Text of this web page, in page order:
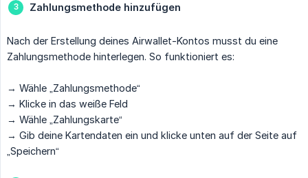
Zahlungsmethode hinzufügen
Nach der Erstellung deines Airwallet-Kontos musst du eine
Zahlungsmethode hinterlegen. So funktioniert es:
→ Wähle „Zahlungsmethode“
→ Klicke in das weiße Feld
→ Wähle „Zahlungskarte“
→ Gib deine Kartendaten ein und klicke unten auf der Seite auf
„Speichern“